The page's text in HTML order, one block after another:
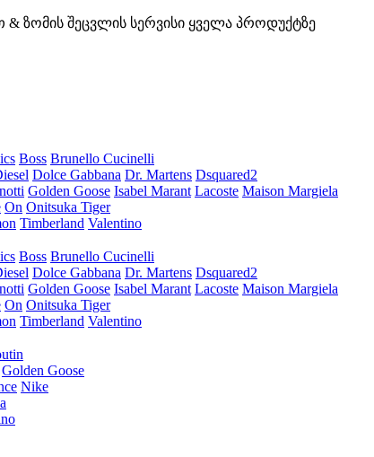
ზომის შეცვლის სერვისი ყველა პროდუქტზე
Boss Brunello Cucinelli
Dolce Gabbana Dr. Martens Dsquared2
Golden Goose Isabel Marant Lacoste Maison Margiela
On Onitsuka Tiger
Timberland Valentino
Boss Brunello Cucinelli
Dolce Gabbana Dr. Martens Dsquared2
Golden Goose Isabel Marant Lacoste Maison Margiela
On Onitsuka Tiger
Timberland Valentino
Golden Goose
Nike